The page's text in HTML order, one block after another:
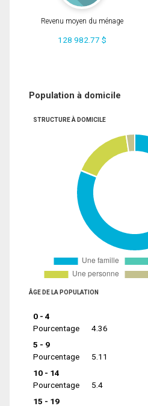
Revenu moyen du ménage
128 982.77 $
Population à domicile
STRUCTURE À DOMICILE
ÂGE DE LA POPULATION
0 - 4
Pourcentage
4.36
5 - 9
Pourcentage
5.11
10 - 14
Pourcentage
5.4
15 - 19